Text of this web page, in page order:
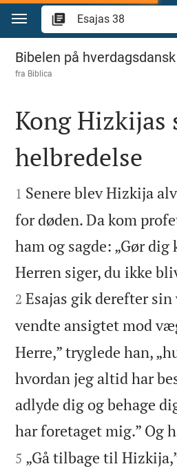
Gå til indhold
Esajas 38
Bibelen på hverdagsdansk
fra Biblica

Kong Hizkijas
helbredelse

1 Senere blev Hizkija
for døden. Da kom
ham og sagde: „Gør
Herren siger, du ikke
2 Esajas gik derefter
vendte ansigtet mod
Herre,” tryglede han,
hvordan jeg altid har
adlyde dig og behage
har foretaget mig.” Og
5 „Gå tilbage til